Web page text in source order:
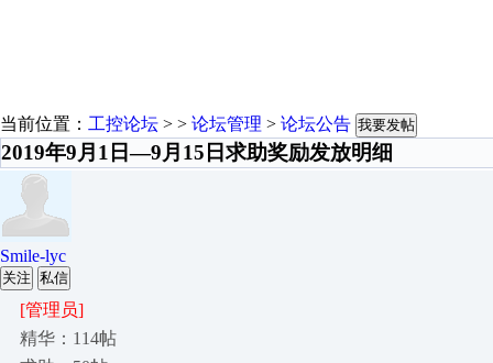
当前位置： 工控论坛 > > 论坛管理 > 论坛公告 我要发帖
2019年9月1日—9月15日求助奖励发放明细
Smile-lyc
关注 私信
[管理员]
精华：114帖